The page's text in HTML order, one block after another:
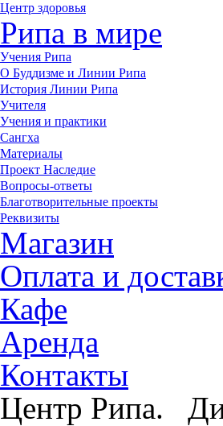
Центр здоровья
Рипа в мире
Учения Рипа
О Буддизме и Линии Рипа
История Линии Рипа
Учителя
Учения и практики
Сангха
Материалы
Проект Наследие
Вопросы-ответы
Благотворительные проекты
Реквизиты
Магазин
Оплата и
Кафе
Аренда
Контакты
Центр Рипа.